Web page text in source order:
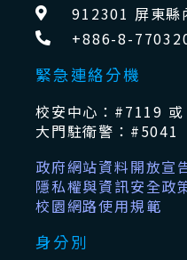
912301 屏東縣
+886-8-
緊急連絡分機
校安中心：#7119
大門駐衛警：#5041
政府網站資料開放宣
隱私權與資訊安全政
校園網路使用規範
身分別